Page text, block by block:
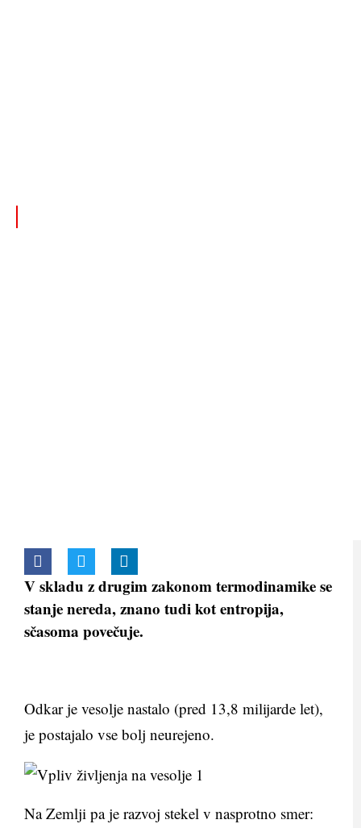
V skladu z drugim zakonom termodinamike se
stanje nereda, znano tudi kot entropija,
sčasoma povečuje.
Odkar je vesolje nastalo (pred 13,8 milijarde let),
je postajalo vse bolj neurejeno.
Na Zemlji pa je razvoj stekel v nasprotno smer: